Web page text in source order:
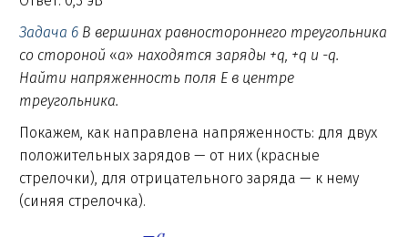
Задача 6 В вершинах равностороннего треугольника
со стороной «а» находятся заряды +q, +q и -q.
Найти напряженность поля Е в центре
треугольника.
Покажем, как направлена напряженность: для двух
положительных зарядов — от них (красные
стрелочки), для отрицательного заряда — к нему
(синяя стрелочка).